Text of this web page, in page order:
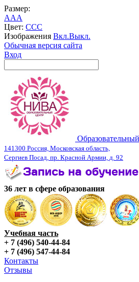
Размер:
AAA
Цвет: CCC
Изображения Вкл.Выкл.
Обычная версия сайта
Вход
141300 Россия, Московская область,
Сергиев Посад, пр. Красной Армии, д. 92
36 лет в сфере образования
Учебная часть
+ 7 (496) 540-44-84
+ 7 (496) 547-44-84
Контакты
Отзывы